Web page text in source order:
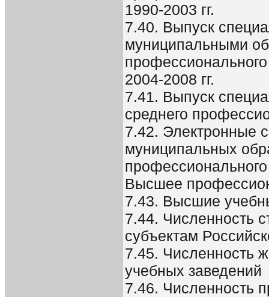
1990-2003 гг.
7.40. Выпуск
муниципальными
2004-2008 гг.
7.41. Выпуск
среднего
7.42. Электронные
муниципальных
Высшее
7.43. Высшие
7.44. Численность
субъектам
7.45. Численность
учебных заведений
7.46. Численность